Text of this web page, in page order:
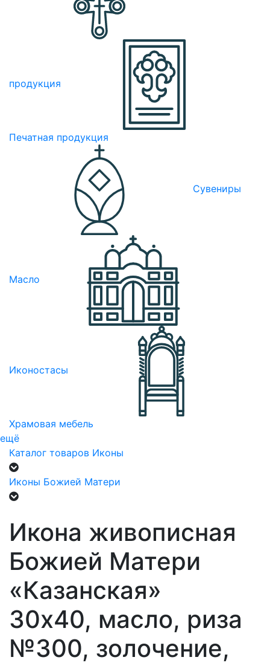
продукция
Печатная продукция
Сувениры
Масло
Иконостасы
Храмовая мебель
ещё
Каталог товаров Иконы
Иконы Божией Матери
Икона живописная
Божией Матери
«Казанская»
30х40, масло, риза
№300, золочение,